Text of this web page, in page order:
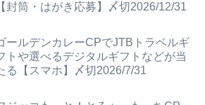
【封筒・はがき応募】〆切2026/12/31
ールデンカレーCPでJTBトラベルギ
トや選べるデジタルギフトなどが当
る【スマホ】〆切2026/7/31